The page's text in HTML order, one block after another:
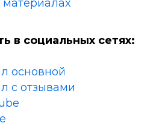
в социальных сетях:
основной
с отзывами